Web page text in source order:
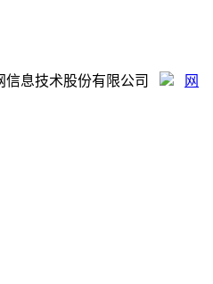
息技术股份有限公司
网